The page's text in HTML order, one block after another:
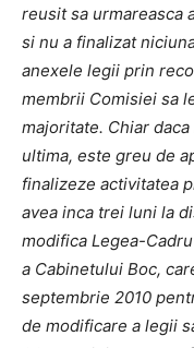
reusit sa urmareasca
si nu a finalizat
anexele legii prin
membrii Comisiei sa
majoritate. Chiar
ultima, este greu de
finalizeze activitatea
avea inca trei luni la
modifica Legea-
a Cabinetului Boc,
septembrie 2010
de modificare a legii